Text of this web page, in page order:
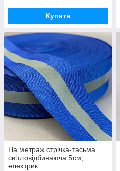
Купити
На метраж стрічка-тасьма
світловідбиваюча 5см,
електрик